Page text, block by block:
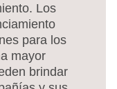
Los
para los
mayor
brindar